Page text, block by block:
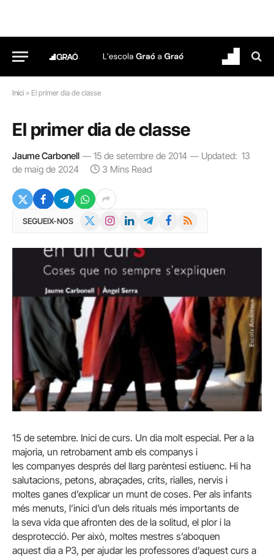
Inici » El primer dia de classe
El primer dia de classe
Jaume Carbonell 15 de setembre de 2014 Updated: 13
de maig de 2024
3 Mins Read
SEGUEIX-NOS InstagramLinkedInTelegramFacebook
RSS
15 de setembre. Inici de curs. Un dia molt especial. Per a la
majoria, un retrobament amb els companys i
les companyes després del llarg parèntesi estiuenc. Hi ha
salutacions, petons, abraçades, crits, rialles, nervis i
moltes ganes d’explicar un munt de coses. Per als infants
més menuts, l’inici d’un dels rituals més importants de
la seva vida que afronten des de la solitud, el plor i la
desprotecció. Per això, moltes mestres s’aboquen
aquest dia a P3, per ajudar les professores d’aquest curs a